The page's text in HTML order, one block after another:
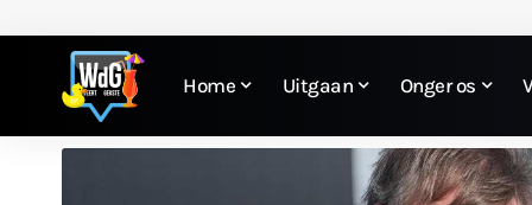
Home Uitgaan Onger os